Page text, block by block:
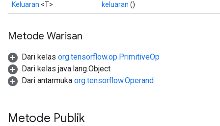
Keluaran <T> keluaran ()
Metode Warisan
Dari kelas org.tensorflow.op.PrimitiveOp
Dari kelas java.lang.Object
Dari antarmuka org.tensorflow.Operand
Metode Publik